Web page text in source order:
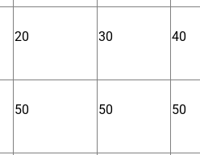
20 30 40
50 50 50